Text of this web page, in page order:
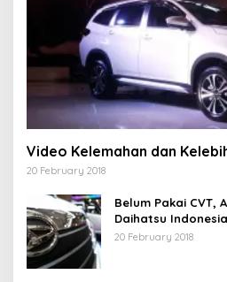
Video Kelemahan dan
20 February 2018
Belum Pakai CVT,
Daihatsu
20 February 2018